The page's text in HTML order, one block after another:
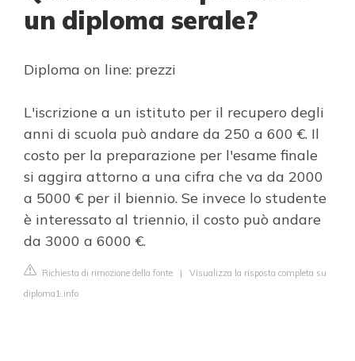
un diploma serale?
Diploma on line: prezzi
L'iscrizione a un istituto per il recupero degli
anni di scuola può andare da 250 a 600 €. Il
costo per la preparazione per l'esame finale
si aggira attorno a una cifra che va da 2000
a 5000 € per il biennio. Se invece lo studente
è interessato al triennio, il costo può andare
da 3000 a 6000 €.
Richiesta di rimozione della fonte | Visualizza la risposta completa su
diploma1.info